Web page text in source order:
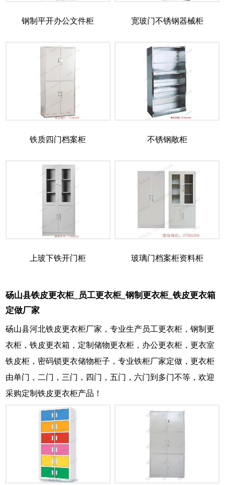
钢制平开办公文件柜 宽玻门不锈钢器械柜
铁质四门档案柜 不锈钢敞柜
上玻下铁开门柜 玻璃门档案柜资料柜
砀山县铁皮更衣柜_员工更衣柜_钢制更衣柜_铁皮更衣箱
定做厂家
砀山县河北铁皮更衣柜厂家，专业生产员工更衣柜，钢制更
衣柜，铁皮更衣箱，定制储物更衣柜，办公更衣柜，更衣室
铁皮柜，密码锁更衣储物柜子，专业铁柜厂家定做，更衣柜
由单门，二门，三门，四门，五门，六门到多门不等，欢迎
采购定制铁皮更衣柜产品！